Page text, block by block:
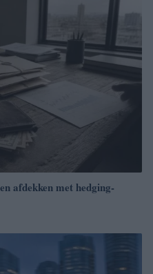
afdekken met hedging-